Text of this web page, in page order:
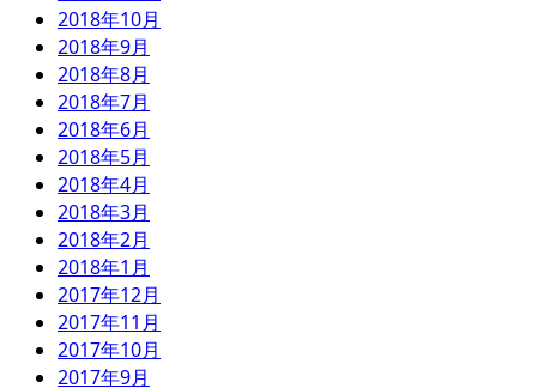
2018年10月
2018年9月
2018年8月
2018年7月
2018年6月
2018年5月
2018年4月
2018年3月
2018年2月
2018年1月
2017年12月
2017年11月
2017年10月
2017年9月